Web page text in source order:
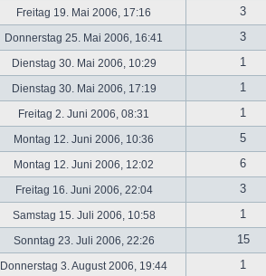
Freitag 19. Mai 2006, 17:16
3
Donnerstag 25. Mai 2006, 16:41
3
Dienstag 30. Mai 2006, 10:29
1
Dienstag 30. Mai 2006, 17:19
1
Freitag 2. Juni 2006, 08:31
1
Montag 12. Juni 2006, 10:36
5
Montag 12. Juni 2006, 12:02
6
Freitag 16. Juni 2006, 22:04
3
Samstag 15. Juli 2006, 10:58
1
Sonntag 23. Juli 2006, 22:26
15
Donnerstag 3. August 2006, 19:44 1